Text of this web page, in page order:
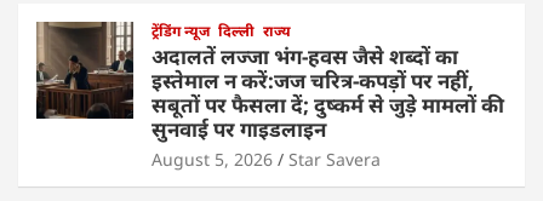
ट्रेंडिंग न्यूज दिल्ली राज्य
अदालतें लज्जा भंग-हवस जैसे शब्दों का
इस्तेमाल न करें:जज चरित्र-कपड़ों पर नहीं,
सबूतों पर फैसला दें; दुष्कर्म से जुड़े मामलों की
सुनवाई पर गाइडलाइन
August 5, 2026 Star Savera